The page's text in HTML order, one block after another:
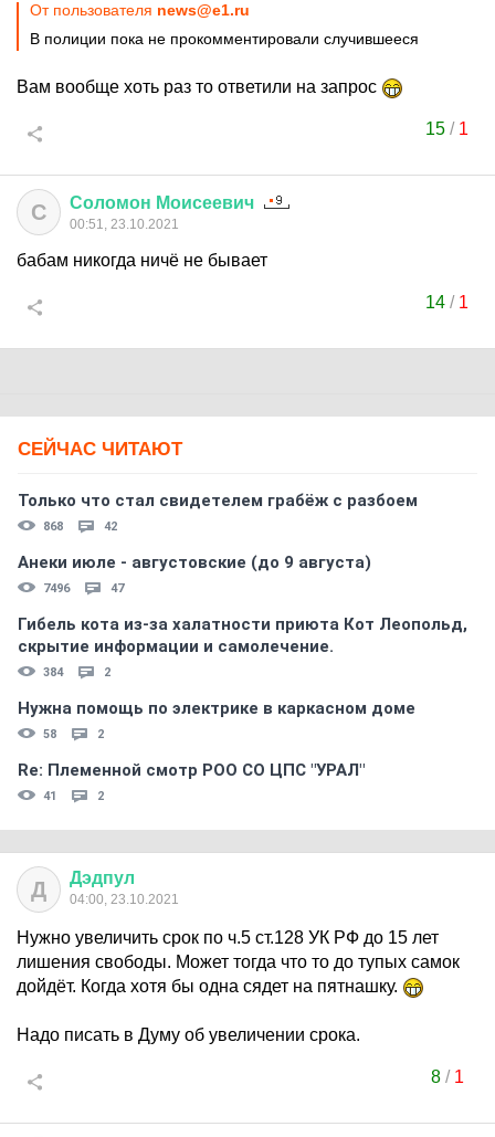
От пользователя news@e1.ru
В полиции пока не прокомментировали случившееся
Вам вообще хоть раз то ответили на запрос
15 / 1
С Соломон Моисеевич
00:51, 23.10.2021
бабам никогда ничё не бывает
14 / 1
СЕЙЧАС ЧИТАЮТ
Только что стал свидетелем грабёж с разбоем
868 42
Анеки июле - августовские (до 9 августа)
7496 47
Гибель кота из-за халатности приюта Кот Леопольд,
скрытиe информации и самолечение.
384 2
Нужна помощь по электрике в каркасном доме
58 2
Re: Племеннoй смoтр РOO CO ЦПС "УРАЛ"
41 2
Д Дэдпул
04:00, 23.10.2021
Нужно увеличить срок по ч.5 ст.128 УК РФ до 15 лет
лишения свободы. Может тогда что то до тупых самок
дойдёт. Когда хотя бы одна сядет на пятнашку.
Надо писать в Думу об увеличении срока.
8/ 1